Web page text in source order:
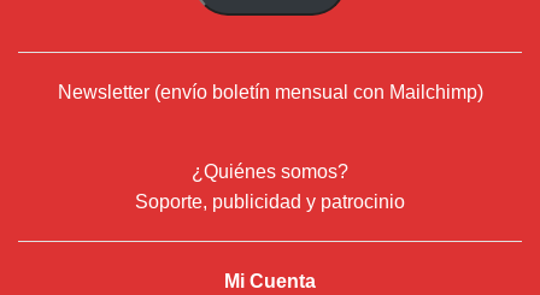
Newsletter (envío boletín mensual con Mailchimp)
¿Quiénes somos?
Soporte, publicidad y patrocinio
Mi Cuenta